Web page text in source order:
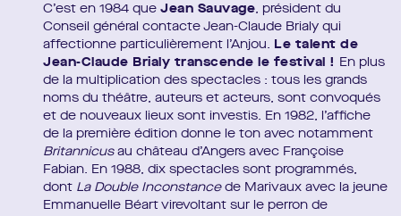
C’est en 1984 que Jean Sauvage, président du
Conseil général contacte Jean-Claude Brialy qui
affectionne particulièrement l’Anjou. Le talent de
Jean-Claude Brialy transcende le festival !
En plus
de la multiplication des spectacles : tous les grands
noms du théâtre, auteurs et acteurs, sont convoqués
et de nouveaux lieux sont investis. En 1982, l’affiche
de la première édition donne le ton avec notamment
Britannicusau château d’Angers avec Françoise
Fabian. En 1988, dix spectacles sont programmés,
dont La Double Inconstancede Marivaux avec la jeune
Emmanuelle Béart virevoltant sur le perron de